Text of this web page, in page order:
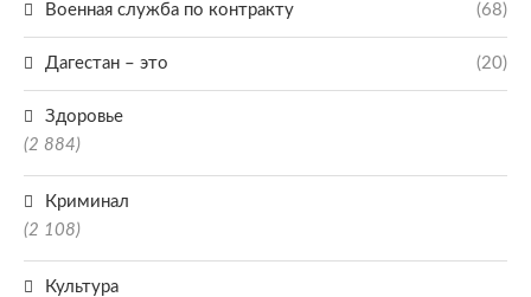
Военная служба по контракту (68)
Дагестан – это (20)
Здоровье
(2 884)
Криминал
(2 108)
Культура